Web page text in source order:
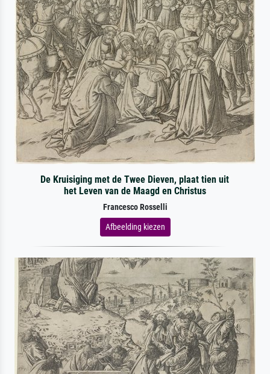
De Kruisiging met de Twee Dieven, plaat tien uit
het Leven van de Maagd en Christus
Francesco Rosselli
Afbeelding kiezen